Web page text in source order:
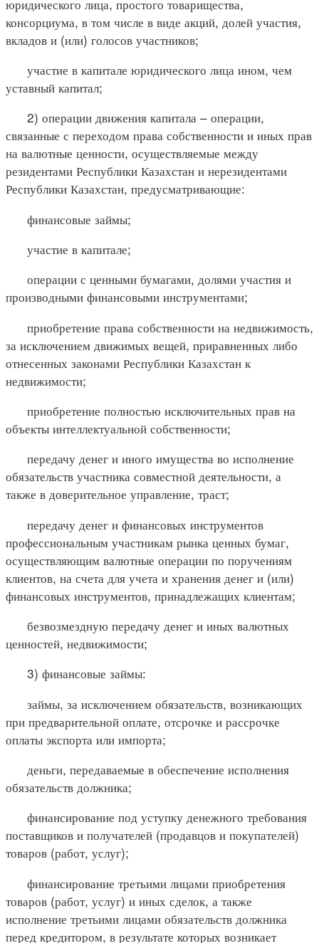
юридического лица, простого товарищества,
консорциума, в том числе в виде акций, долей участия,
вкладов и (или) голосов участников;
участие в капитале юридического лица ином, чем
уставный капитал;
2) операции движения капитала – операции,
связанные с переходом права собственности и иных прав
на валютные ценности, осуществляемые между
резидентами Республики Казахстан и нерезидентами
Республики Казахстан, предусматривающие:
финансовые займы;
участие в капитале;
операции с ценными бумагами, долями участия и
производными финансовыми инструментами;
приобретение права собственности на недвижимость,
за исключением движимых вещей, приравненных либо
отнесенных законами Республики Казахстан к
недвижимости;
приобретение полностью исключительных прав на
объекты интеллектуальной собственности;
передачу денег и иного имущества во исполнение
обязательств участника совместной деятельности, а
также в доверительное управление, траст;
передачу денег и финансовых инструментов
профессиональным участникам рынка ценных бумаг,
осуществляющим валютные операции по поручениям
клиентов, на счета для учета и хранения денег и (или)
финансовых инструментов, принадлежащих клиентам;
безвозмездную передачу денег и иных валютных
ценностей, недвижимости;
3) финансовые займы:
займы, за исключением обязательств, возникающих
при предварительной оплате, отсрочке и рассрочке
оплаты экспорта или импорта;
деньги, передаваемые в обеспечение исполнения
обязательств должника;
финансирование под уступку денежного требования
поставщиков и получателей (продавцов и покупателей)
товаров (работ, услуг);
финансирование третьими лицами приобретения
товаров (работ, услуг) и иных сделок, а также
исполнение третьими лицами обязательств должника
перед кредитором, в результате которых возникает